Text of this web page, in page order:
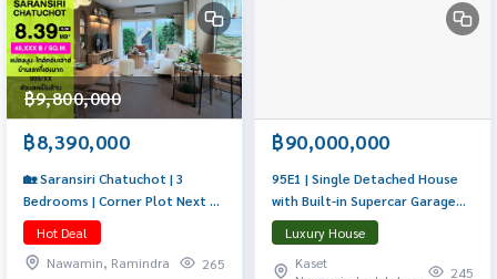
฿9,800,000
฿8,390,000
🏡 Saransiri Chatuchot | 3
Bedrooms | Corner Plot Next to
the Clubhouse, Auspicious
House Number** Price **8.39
MB.** 📞: 065-626-5636 (K.Kie)
Hot Deal
Nawamin, Ramindra
265
฿90,000,000
95E1 | Single Detached House
with Built-in Supercar Garage
Starting price 90 – 160 MB. 📞
065-626-5636 (Kie)
Luxury House
Kaset
245